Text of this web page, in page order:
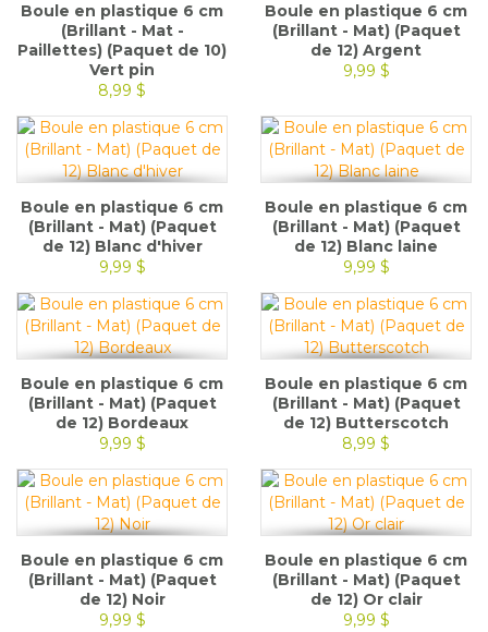
Boule en plastique 6 cm
(Brillant - Mat -
Paillettes) (Paquet de 10)
Vert pin
8,99 $
Boule en plastique 6 cm
(Brillant - Mat) (Paquet
de 12) Argent
9,99 $
Boule en plastique 6 cm
(Brillant - Mat) (Paquet
de 12) Blanc d'hiver
9,99 $
Boule en plastique 6 cm
(Brillant - Mat) (Paquet
de 12) Blanc laine
9,99 $
Boule en plastique 6 cm
(Brillant - Mat) (Paquet
de 12) Bordeaux
9,99 $
Boule en plastique 6 cm
(Brillant - Mat) (Paquet
de 12) Butterscotch
8,99 $
Boule en plastique 6 cm
(Brillant - Mat) (Paquet
de 12) Noir
9,99 $
Boule en plastique 6 cm
(Brillant - Mat) (Paquet
de 12) Or clair
9,99 $